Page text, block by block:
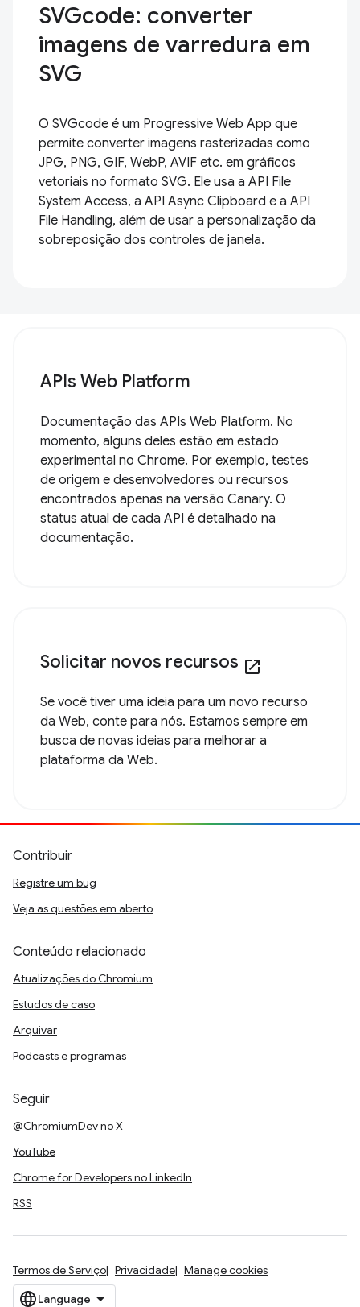
SVGcode: converter
imagens de varredura em
SVG
O SVGcode é um Progressive Web App que
permite converter imagens rasterizadas como
JPG, PNG, GIF, WebP, AVIF etc. em gráficos
vetoriais no formato SVG. Ele usa a API File
System Access, a API Async Clipboard e a API
File Handling, além de usar a personalização da
sobreposição dos controles de janela.
APIs Web Platform
Documentação das APIs Web Platform. No
momento, alguns deles estão em estado
experimental no Chrome. Por exemplo, testes
de origem e desenvolvedores ou recursos
encontrados apenas na versão Canary. O
status atual de cada API é detalhado na
documentação.
Solicitar novos recursos open_in_new
Se você tiver uma ideia para um novo recurso
da Web, conte para nós. Estamos sempre em
busca de novas ideias para melhorar a
plataforma da Web.
Contribuir
Registre um bug
Veja as questões em aberto
Conteúdo relacionado
Atualizações do Chromium
Estudos de caso
Arquivar
Podcasts e programas
Seguir
@ChromiumDev no X
YouTube
Chrome for Developers no LinkedIn
RSS
Termos de Serviço Privacidade Manage cookies